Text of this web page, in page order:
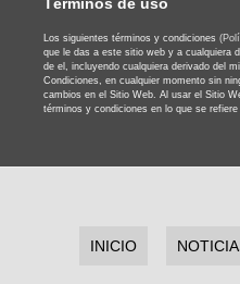
Los siguientes términos y condiciones
que le das a este sitio web y a cualquiera
de el, incluyendo cualquiera derivado del
Condiciones, en cualquier momento sin
cambios en el Sitio Web. Al usar el Sitio
términos y condiciones en lo que se
INICIO